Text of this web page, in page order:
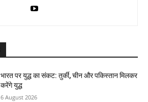
भारत पर युद्ध का संकट: तुर्की, चीन और पकिस्तान मिलकर
करेंगे युद्ध
6 August 2026